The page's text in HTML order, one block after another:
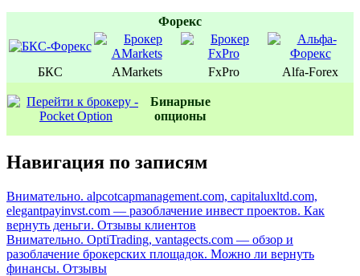
Форекс
БКС AMarkets FxPro Alfa-Forex
Бинаpные
oпционы
Навигация по записям
Внимательно. alpcotcapmanagement.com, capitaluxltd.com,
elegantpayinvst.com — разоблачение инвест проектов. Как
вернуть деньги. Отзывы клиентов
Внимательно. OptiTrading, vantagects.com — обзор и
разоблачение брокерских площадок. Можно ли вернуть
финансы. Отзывы